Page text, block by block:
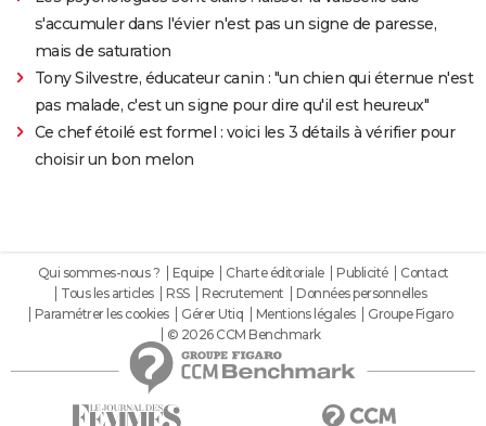
s'accumuler dans l'évier n'est pas un signe de paresse,
mais de saturation
Tony Silvestre, éducateur canin : "un chien qui éternue n'est
pas malade, c'est un signe pour dire qu'il est heureux"
Ce chef étoilé est formel : voici les 3 détails à vérifier pour
choisir un bon melon
Qui sommes-nous ? Equipe Charte éditoriale Publicité
Contact
Tous les articles
RSS Recrutement
Données personnelles
Paramétrer les cookies
Gérer Utiq Mentions légales
Groupe Figaro
© 2026 CCM Benchmark